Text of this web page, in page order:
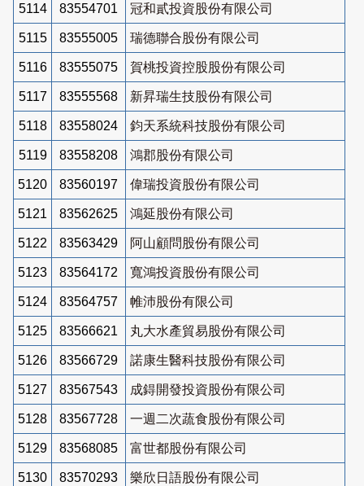
5114 83554701 冠和貳投資股份有限公司
5115 83555005 瑞德聯合股份有限公司
5116 83555075 賀桃投資控股股份有限公司
5117 83555568 新昇瑞生技股份有限公司
5118 83558024 鈞天系統科技股份有限公司
5119 83558208 鴻郡股份有限公司
5120 83560197 偉瑞投資股份有限公司
5121 83562625 鴻延股份有限公司
5122 83563429 阿山顧問股份有限公司
5123 83564172 寬鴻投資股份有限公司
5124 83564757 帷沛股份有限公司
5125 83566621 丸大水產貿易股份有限公司
5126 83566729 諾康生醫科技股份有限公司
5127 83567543 成鍀開發投資股份有限公司
5128 83567728 一週二次蔬食股份有限公司
5129 83568085 富世都股份有限公司
5130 83570293 樂欣日語股份有限公司